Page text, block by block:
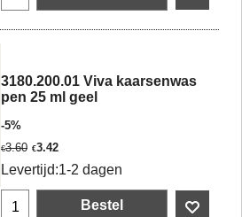
3180.200.01 Viva kaarsenwas
pen 25 ml geel
-5%
€3.60 €3.42
Levertijd:1-2 dagen
Bestel